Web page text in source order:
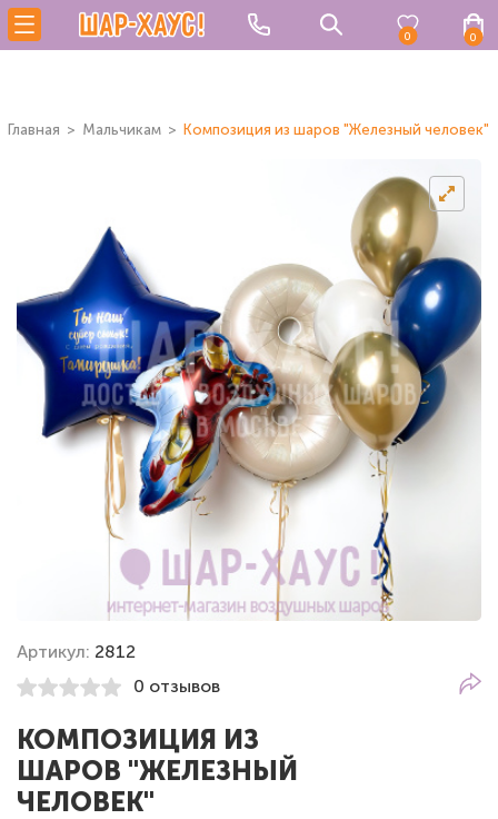
0 0
Главная Мальчикам Композиция из шаров "Железный человек"
Артикул: 2812
0 отзывов
КОМПОЗИЦИЯ ИЗ
ШАРОВ "ЖЕЛЕЗНЫЙ
ЧЕЛОВЕК"